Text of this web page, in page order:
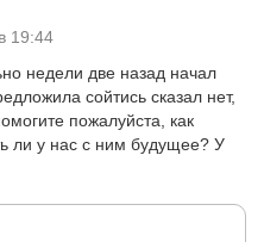
19:44
недели две назад начал
сойтись сказал нет,
пожалуйста, как
ли у нас с ним будущее? У